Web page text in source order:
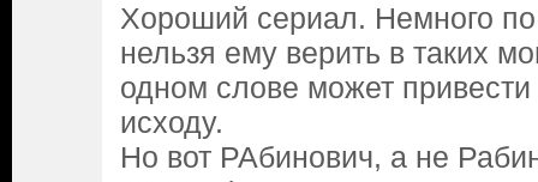
Хороший сериал. Немного
нельзя ему верить в таких
одном слове может
исходу.
Но вот РАбинович, а не